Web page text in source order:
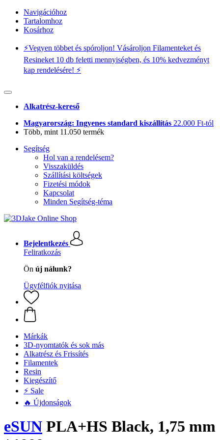
Navigációhoz
Tartalomhoz
Kosárhoz
⚡️Vegyen többet és spóroljon! Vásároljon Filamenteket és
Resineket 10 db feletti mennyiségben, és 10% kedvezményt
kap rendelésére! ⚡️
Alkatrész-kereső
Magyarország: Ingyenes standard kiszállítás 22.000 Ft-tól
Több, mint 11.050 termék
Segítség
Hol van a rendelésem?
Visszaküldés
Szállítási költségek
Fizetési módok
Kapcsolat
Minden Segítség-téma
Bejelentkezés
Feliratkozás
Ön új nálunk?
Ügyfélfiók nyitása
Márkák
3D-nyomtatók és sok más
Alkatrész és Frissítés
Filamentek
Resin
Kiegészítő
⚡ Sale
🔥 Újdonságok
eSUN PLA+HS Black, 1,75 mm